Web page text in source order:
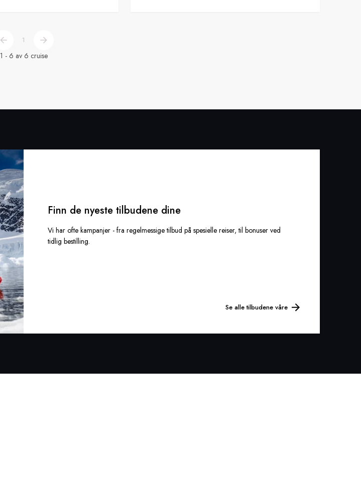
1
1 - 6 av 6 cruise
Finn de nyeste tilbudene dine
Vi har ofte kampanjer - fra regelmessige tilbud på spesielle reiser, til bonuser ved
tidlig bestilling.
Se alle tilbudene våre